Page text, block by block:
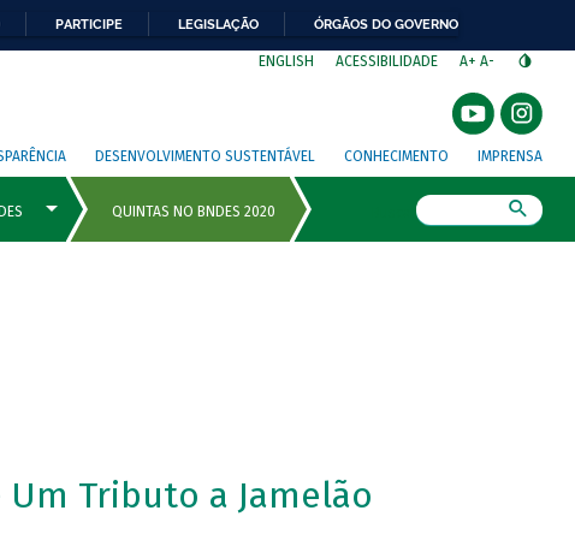
PARTICIPE LEGISLAÇÃO ÓRGÃOS DO GOVERNO
ENGLISH ACESSIBILIDADE A+ A-
DESENVOLVIMENTO SUSTENTÁVEL CONHECIMENTO IMPRENSA
Um Tributo a Jamelão